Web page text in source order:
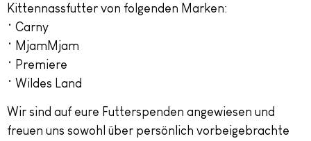
Kittennassfutter von folgenden Marken:
• Carny
• MjamMjam
• Premiere
• Wildes Land
Wir sind auf eure Futterspenden angewiesen und
freuen uns sowohl über persönlich vorbeigebrachte